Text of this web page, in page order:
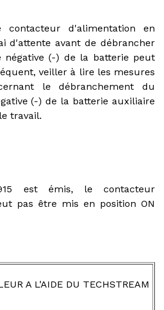
d'alimentation en
d'attente avant de débrancher
négative (-) de la batterie peut
veiller à lire les mesures
le débranchement du
(-) de la batterie auxiliaire
travail.
est émis, le contacteur
pas être mis en position ON
A L'AIDE DU TECHSTREAM